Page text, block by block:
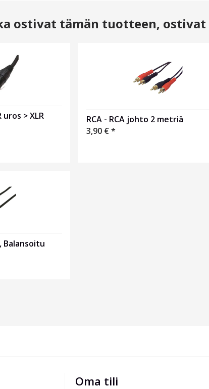
ostivat tämän tuotteen, ostivat
> XLR
RCA - RCA johto 2 metriä
3,90 €*
Balansoitu
Oma tili